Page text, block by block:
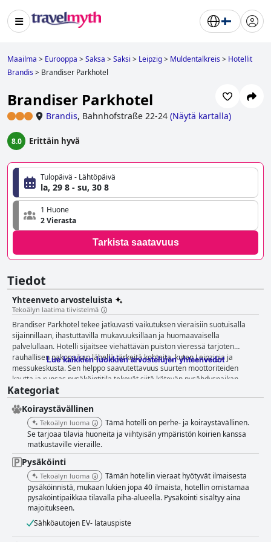
Maailma > Eurooppa >Saksa >Saksi > Leipzig> Muldentalkreis> Hotellit
Brandis> Brandiser Parkhotel
Brandiser Parkhotel
Brandis, Bahnhofstraße 22-24 (Näytä kartalla)
8.0 Erittäin hyvä
Tulopäivä - Lähtöpäivä
la, 29 8 - su, 30 8
1 Huone
2 Vierasta
Tarkista saatavuus
Tiedot
Yhteenveto arvosteluista
Tekoälyn laatima tiivistelmä
Brandiser Parkhotel tekee jatkuvasti vaikutuksen vieraisiin suotuisalla
sijainnillaan, ihastuttavilla mukavuuksillaan ja huomaavaisella
palvelullaan. Hotelli sijaitsee viehättävän puiston vieressä tarjoten
rauhallisen pakopaikan lähellä tärkeitä kohteita, kuten Leipzigia ja
messukeskusta. Sen helppo saavutettavuus suurten moottoriteiden
kautta ja runsas pysäköintitila tekevät siitä kätevän pysähdyspaikan
matkailijoille, olipa kyseessä lyhyt tai pitkä vierailu. Erityisenä
kohokohtana on hotellin erittäin kehuttu aamiainen, joka tunnetaan
runsaasta ja monipuolisesta buffetpöydästään, joka sisältää tuoreita ja
herkullisia vaihtoehtoja, kuten juustoja, lihoja ja paistettuja munia.
Positiivista kokemusta parantaa puhdas ympäristö ja ystävällinen
henkilökunta viehättävässä aamiaishuoneessa. Illallisvaihtoehdot,
vaikkakin hieman rajalliset ja rajoitetuin palveluajoin, kuvataan
maukkaiksi ja huolellisesti valmistetuiksi, ja henkilökunta tekee kaikkensa
palvellakseen vieraita. Vaikka ruokalista on pieni ja yksinkertainen, ruoan
laatu pysyy kiitettävänä. Brandiser Parkhotelin huoneet tunnetaan
tilavuudestaan, puhtaudestaan ja mukavuudestaan. Huolimatta joistakin
huomautuksista vanhanaikaisesta sisustuksesta ja pienistä
meluhaitoista, hyvin varustetut ja modernit mukavuudet yhdistettynä
Lue kaikkien luokkien arvostelujen yhteenvedot
Kategoriat
Koiraystävällinen
Tekoälyn luoma
Tämä hotelli on perhe- ja koiraystävällinen.
Se tarjoaa tilavia huoneita ja viihtyisän ympäristön koirien kanssa
matkustaville vieraille.
Pysäköinti
Tekoälyn luoma
Tämän hotellin vieraat hyötyvät ilmaisesta
pysäköinnistä, mukaan lukien jopa 40 ilmaista, hotellin omistamaa
pysäköintipaikkaa tilavalla piha-alueella. Pysäköinti sisältyy aina
majoitukseen.
Sähköautojen EV- latauspiste